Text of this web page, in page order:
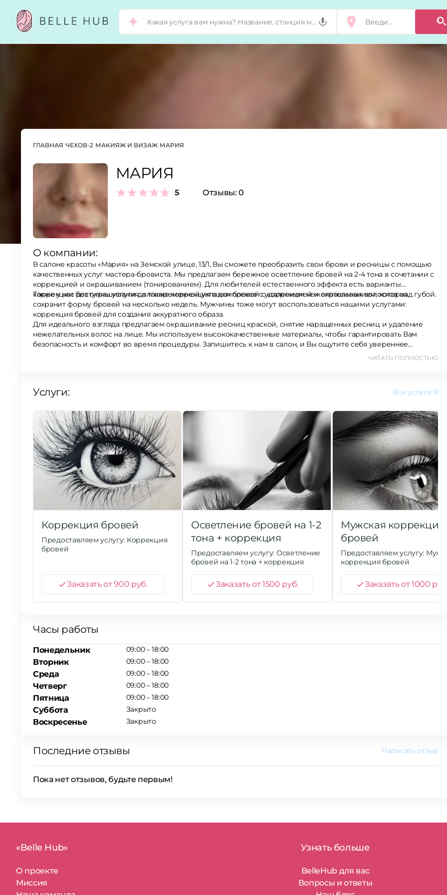
ГЛАВНАЯ ЧЕХОВ-2 МАКИЯЖ И ВИЗАЖ МАРИЯ
МАРИЯ
5 Отзывы:0
О компании:
В салоне красоты «Мария» на Земской улице, 13/1, Вы сможете преобразить свои брови и ресницы с помощью
качественных услуг мастера-бровиста. Мы предлагаем бережное осветление бровей на 2-4 тона в сочетании с
коррекцией и окрашиванием (тонированием). Для любителей естественного эффекта есть варианты
коррекции без окрашивания, а также коррекция в комплексе с удалением нежелательных волосков над губой.
Также у нас доступны услуги долговременной укладки бровей с коррекцией и окрашиванием, которая
сохранит форму бровей на несколько недель. Мужчины тоже могут воспользоваться нашими услугами:
коррекция бровей для создания аккуратного образа.
Для идеального взгляда предлагаем окрашивание ресниц краской, снятие наращенных ресниц и удаление
нежелательных волос на лице. Мы используем высококачественные материалы, чтобы гарантировать Вам
безопасность и комфорт во время процедуры. Запишитесь к нам в салон, и Вы ощутите себя увереннее
ЧИТАТЬ ПОЛНОСТЬЮ
Услуги: Все услуги9
Коррекция бровей
Предоставляем услугу: Коррекция
бровей
Заказать от 900 руб.
Осветление бровей на 1-2
тона + коррекция
Предоставляем услугу: Осветление
бровей на 1-2 тона + коррекция
Заказать от 1500 руб.
Мужская коррекция
бровей
Предоставляем услугу:
коррекция бровей
Заказать от 1000 руб.
Часы работы
Понедельник
Вторник
Среда
Четверг
Пятница
Суббота
Воскресенье
09:00 – 18:00
09:00 – 18:00
09:00 – 18:00
09:00 – 18:00
09:00 – 18:00
Закрыто
Закрыто
Последние отзывы Написать отзыв
Пока нет отзывов, будьте первым!
«Belle Hub»
О проекте
Миссия
Узнать больше
BelleHub для вас
Вопросы и ответы